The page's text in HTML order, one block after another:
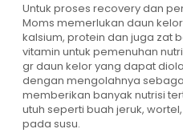
Untuk proses recovery dan
Moms memerlukan daun
kalsium, protein dan juga zat
vitamin untuk pemenuhan
gr daun kelor yang dapat
dengan mengolahnya
memberikan banyak nutrisi
utuh seperti buah jeruk,
pada susu.